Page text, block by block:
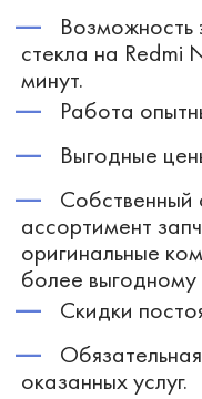
Возможность
стекла на Redmi
минут.
Работа
Выгодные
Собственный
ассортимент
оригинальные
более выгодному
Скидки
оказанных услуг.